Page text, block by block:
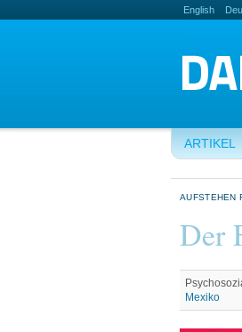
English
ARTIKEL
AUFSTEHEN
Der
Mexiko